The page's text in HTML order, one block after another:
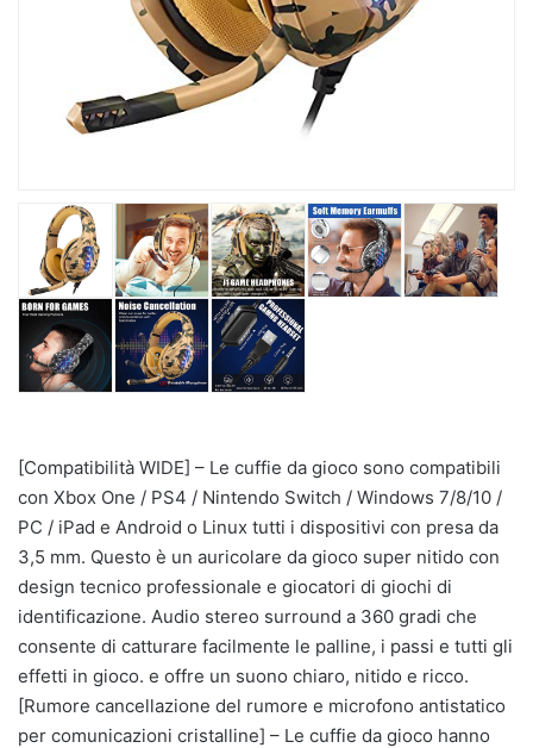
[Compatibilità WIDE] – Le cuffie da gioco sono compatibili
con Xbox One / PS4 / Nintendo Switch / Windows 7/8/10 /
PC / iPad e Android o Linux tutti i dispositivi con presa da
3,5 mm. Questo è un auricolare da gioco super nitido con
design tecnico professionale e giocatori di giochi di
identificazione. Audio stereo surround a 360 gradi che
consente di catturare facilmente le palline, i passi e tutti gli
effetti in gioco. e offre un suono chiaro, nitido e ricco.
[Rumore cancellazione del rumore e microfono antistatico
per comunicazioni cristalline] – Le cuffie da gioco hanno